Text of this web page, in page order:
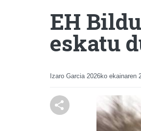
EH
eskatu
Izaro Garcia 2026ko ekainaren